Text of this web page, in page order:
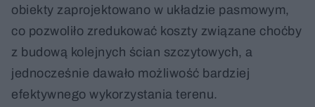
obiekty zaprojektowano w układzie pasmowym,
co pozwoliło zredukować koszty związane choćby
z budową kolejnych ścian szczytowych, a
jednocześnie dawało możliwość bardziej
efektywnego wykorzystania terenu.